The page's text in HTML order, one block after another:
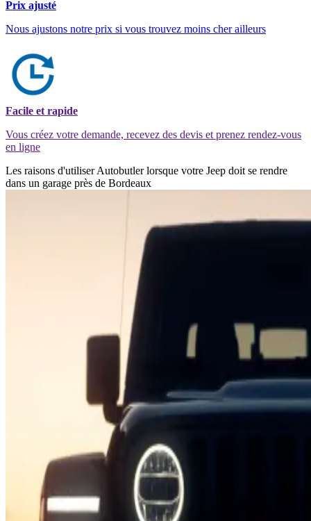
Prix ajusté
Nous ajustons notre prix si vous trouvez moins cher ailleurs
Facile et rapide
Vous créez votre demande, recevez des devis et prenez rendez-vous
en ligne
Les raisons d'utiliser Autobutler lorsque votre Jeep doit se rendre
dans un garage près de Bordeaux